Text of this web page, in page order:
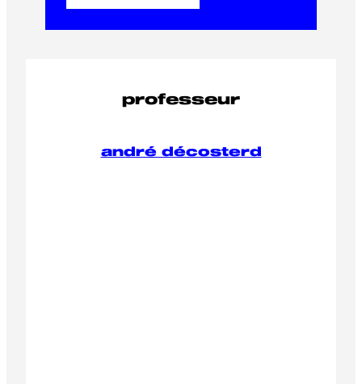
professeur
andré décosterd